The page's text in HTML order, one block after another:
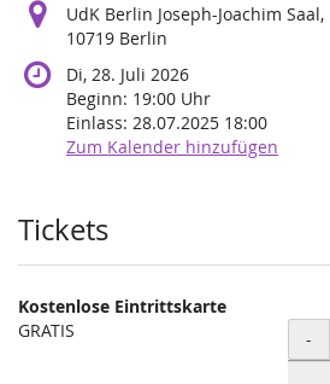
UdK Berlin Joseph-Joachim
10719 Berlin
Di, 28. Juli 2026
Beginn: 19:00 Uhr
Einlass: 28.07.2025 18:00
Zum Kalender hinzufügen
Produkte
Tickets
Kostenlose Eintrittskarte
GRATIS
-